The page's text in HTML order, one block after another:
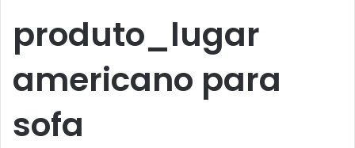
produto_lugar
americano para
sofa